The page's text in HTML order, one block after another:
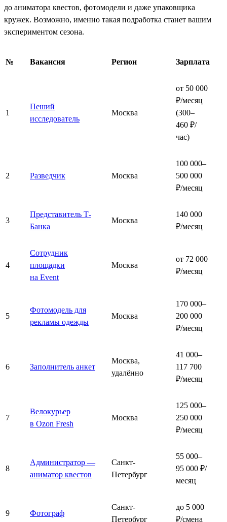
до аниматора квестов, фотомодели и даже упаковщика
кружек. Возможно, именно такая подработка станет вашим
экспериментом сезона.
№ Вакансия Регион Зарплата
1
Пеший
исследователь
Москва
от 50 000
₽/месяц
(300–
460 ₽/
час)
2 Разведчик Москва
100 000–
500 000
₽/месяц
3
Представитель Т-
Банка
Москва
140 000
₽/месяц
4
Сотрудник
площадки
на Event
Москва
от 72 000
₽/месяц
5
Фотомодель для
рекламы одежды
Москва
170 000–
200 000
₽/месяц
6 Заполнитель анкет
Москва,
удалённо
41 000–
117 700
₽/месяц
7
Велокурьер
в Ozon Fresh
Москва
125 000–
250 000
₽/месяц
8
Администратор —
аниматор квестов
Санкт-
Петербург
55 000–
95 000 ₽/
месяц
9 Фотограф
Санкт-
Петербург
до 5 000
₽/смена